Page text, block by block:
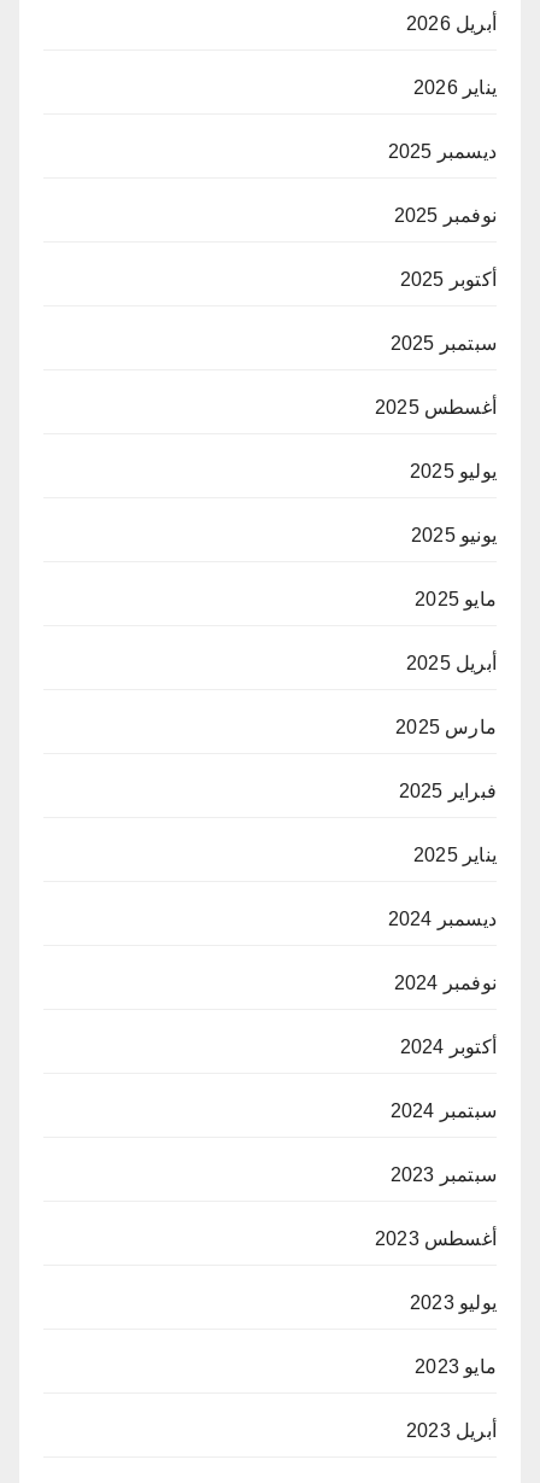
أبريل 2026
يناير 2026
ديسمبر 2025
نوفمبر 2025
أكتوبر 2025
سبتمبر 2025
أغسطس 2025
يوليو 2025
يونيو 2025
مايو 2025
أبريل 2025
مارس 2025
فبراير 2025
يناير 2025
ديسمبر 2024
نوفمبر 2024
أكتوبر 2024
سبتمبر 2024
سبتمبر 2023
أغسطس 2023
يوليو 2023
مايو 2023
أبريل 2023